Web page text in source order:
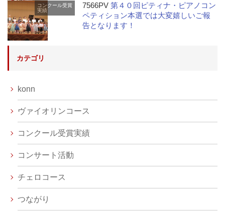
コンクール受賞
実績
7566PV第４０回ピティナ・ピアノコン
ペティション本選では大変嬉しいご報
告となります！
カテゴリ
konn
ヴァイオリンコース
コンクール受賞実績
コンサート活動
チェロコース
つながり